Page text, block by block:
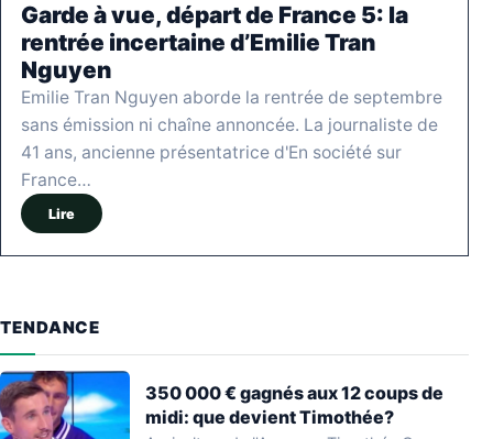
Garde à vue, départ de France 5: la
rentrée incertaine d’Emilie Tran
Nguyen
Emilie Tran Nguyen aborde la rentrée de septembre
sans émission ni chaîne annoncée. La journaliste de
41 ans, ancienne présentatrice d'En société sur
France…
Lire
TENDANCE
350 000 € gagnés aux 12 coups de
midi: que devient Timothée?